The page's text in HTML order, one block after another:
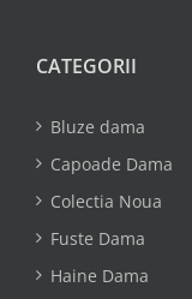
CATEGORII
Bluze dama
Capoade Dama
Colectia Noua
Fuste Dama
Haine Dama